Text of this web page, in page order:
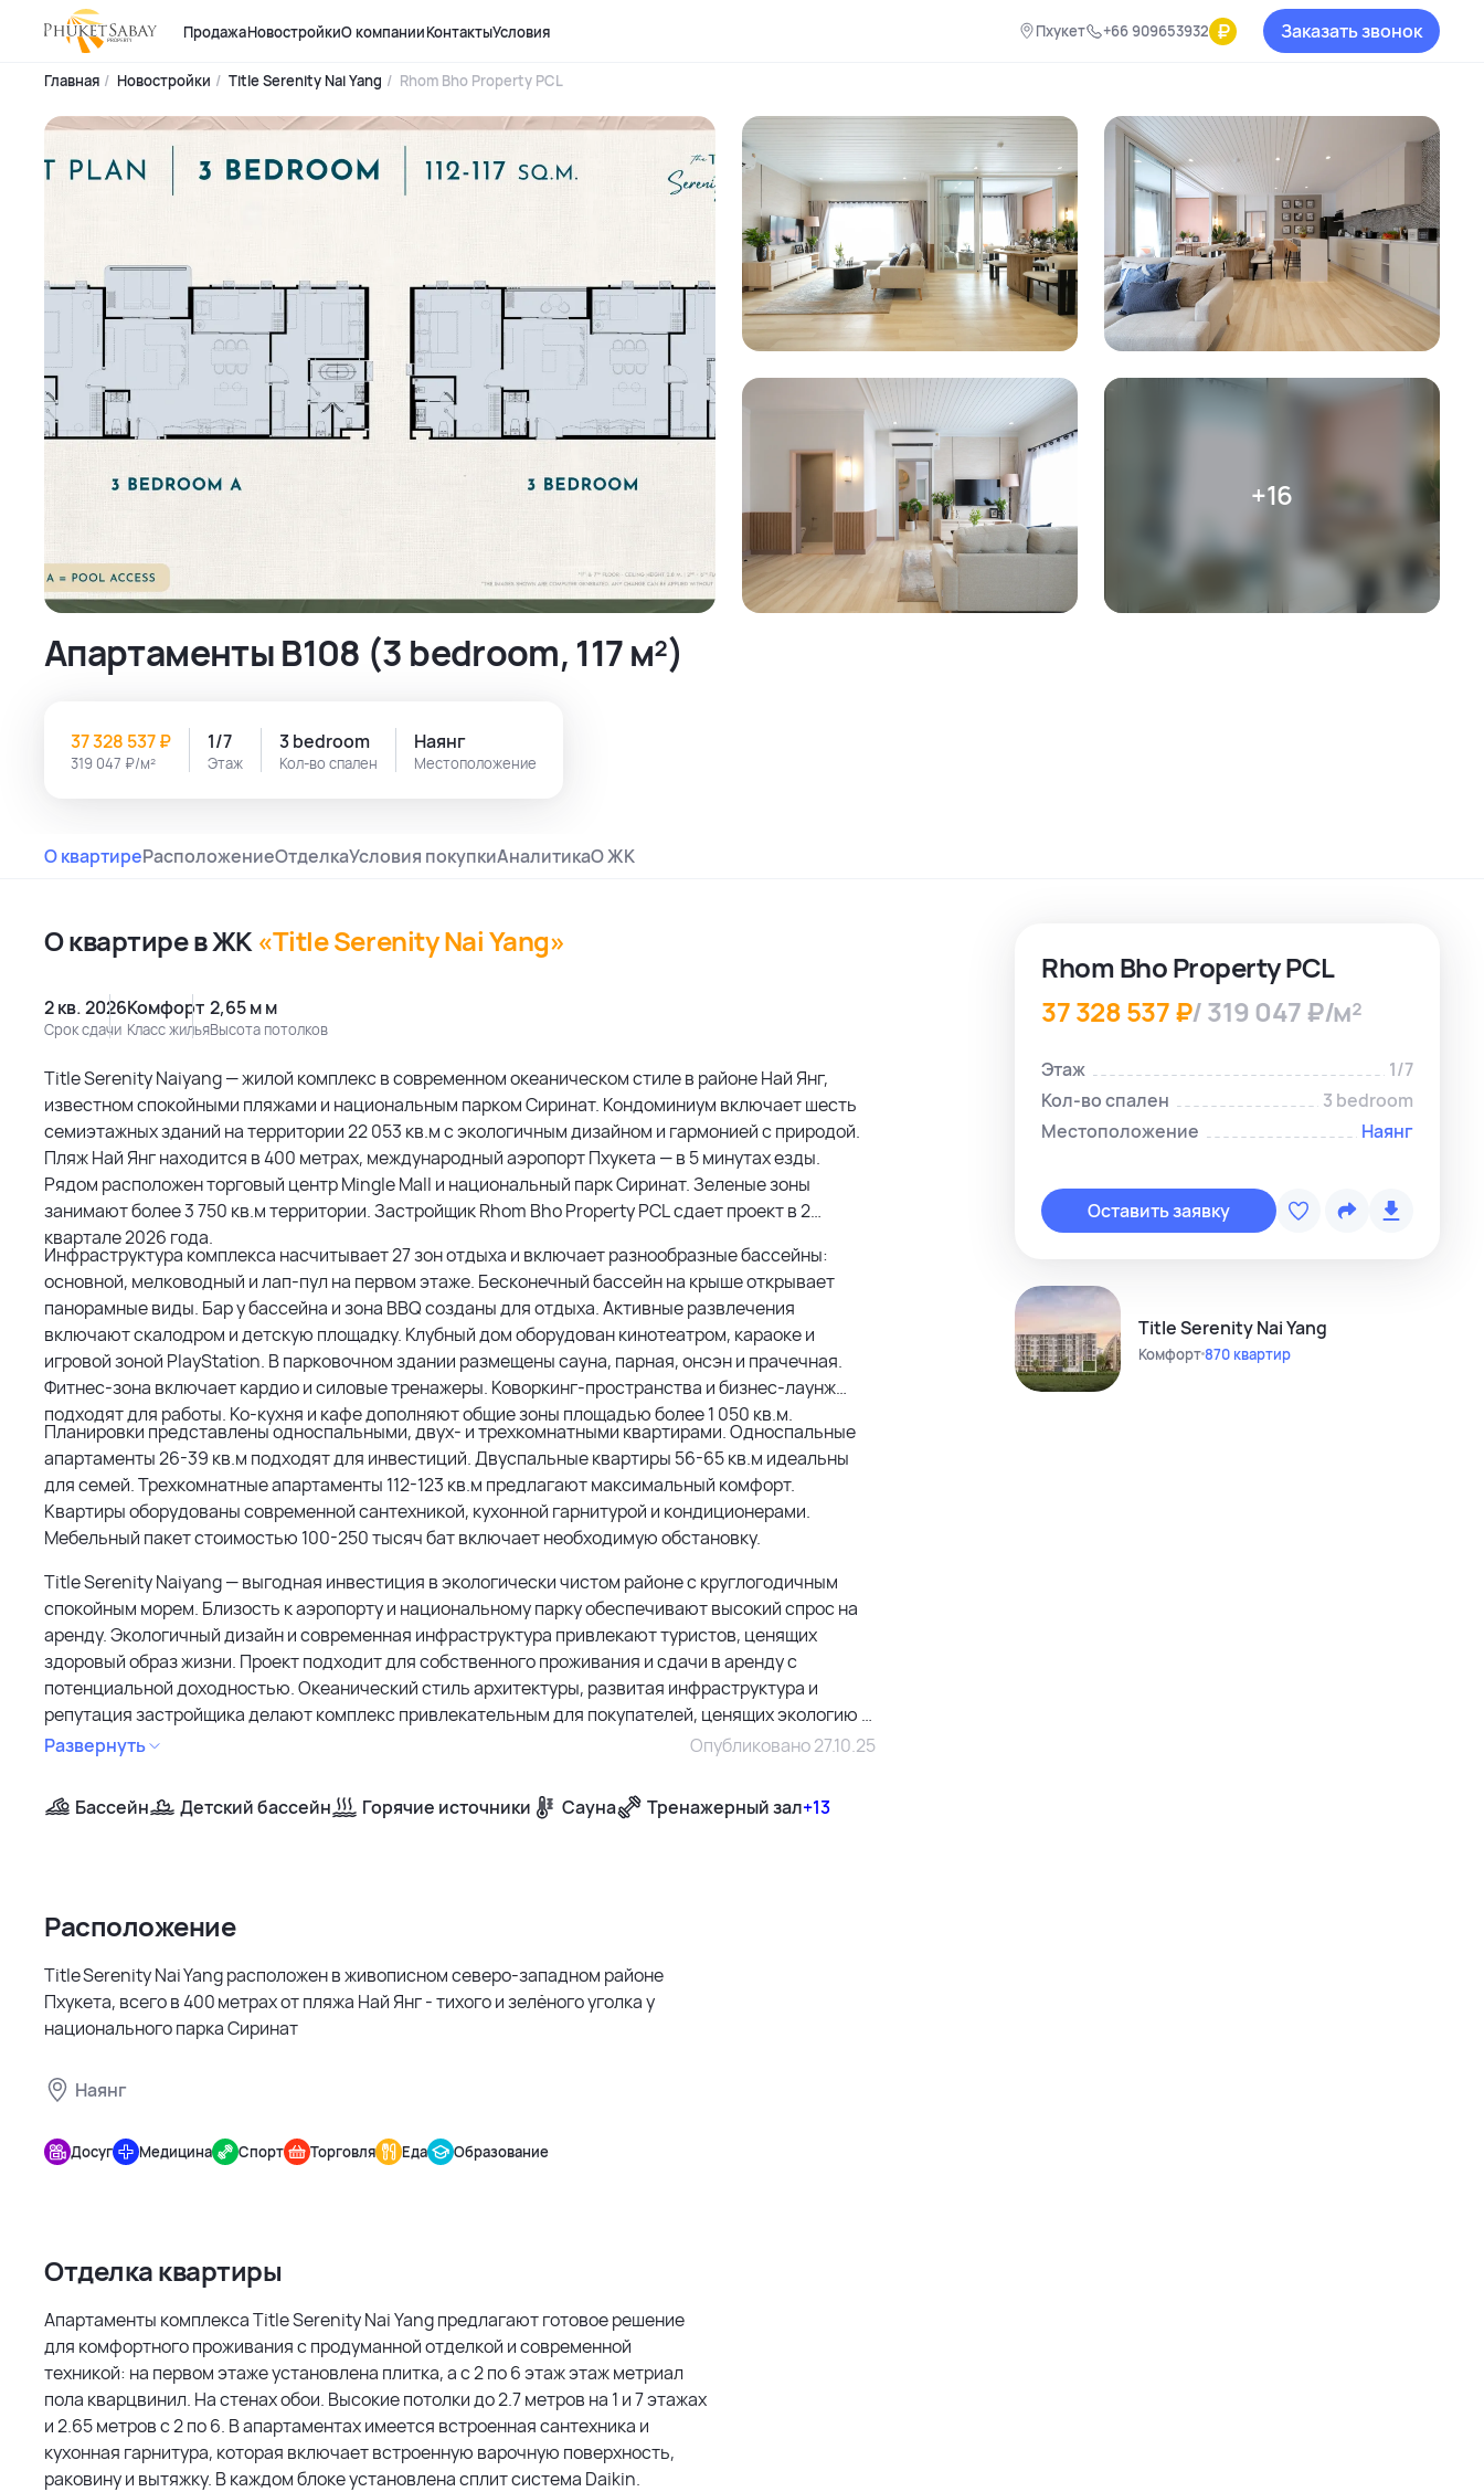
ПродажаНовостройкиО компанииКонтактыУсловия Пхукет +66 909653932 ₽ Заказать звонок
Главная Новостройки Title Serenity Nai Yang Rhom Bho Property PCL
+16
Апартаменты B108 (3 bedroom, 117 м²)
319 047 ₽/м²
37 328 537 ₽
Этаж
1/7
Кол-во спален
3 bedroom
Местоположение
Наянг
О квартиреРасположениеОтделкаУсловия покупкиАналитикаО ЖК
О квартире в ЖК «Title Serenity Nai Yang»
2 кв. 2026
Срок сдачи
Комфорт
Класс жилья
2,65 м м
Высота потолков
Title Serenity Naiyang — жилой комплекс в современном океаническом стиле в районе Най Янг,
известном спокойными пляжами и национальным парком Сиринат. Кондоминиум включает шесть
семиэтажных зданий на территории 22 053 кв.м с экологичным дизайном и гармонией с природой.
Пляж Най Янг находится в 400 метрах, международный аэропорт Пхукета — в 5 минутах езды.
Рядом расположен торговый центр Mingle Mall и национальный парк Сиринат. Зеленые зоны
занимают более 3 750 кв.м территории. Застройщик Rhom Bho Property PCL сдает проект в 2
квартале 2026 года.
Инфраструктура комплекса насчитывает 27 зон отдыха и включает разнообразные бассейны:
основной, мелководный и лап-пул на первом этаже. Бесконечный бассейн на крыше открывает
панорамные виды. Бар у бассейна и зона BBQ созданы для отдыха. Активные развлечения
включают скалодром и детскую площадку. Клубный дом оборудован кинотеатром, караоке и
игровой зоной PlayStation. В парковочном здании размещены сауна, парная, онсэн и прачечная.
Фитнес-зона включает кардио и силовые тренажеры. Коворкинг-пространства и бизнес-лаунж
подходят для работы. Ко-кухня и кафе дополняют общие зоны площадью более 1 050 кв.м.
Планировки представлены односпальными, двух- и трехкомнатными квартирами. Односпальные
апартаменты 26-39 кв.м подходят для инвестиций. Двуспальные квартиры 56-65 кв.м идеальны
для семей. Трехкомнатные апартаменты 112-123 кв.м предлагают максимальный комфорт.
Квартиры оборудованы современной сантехникой, кухонной гарнитурой и кондиционерами.
Мебельный пакет стоимостью 100-250 тысяч бат включает необходимую обстановку.
Title Serenity Naiyang — выгодная инвестиция в экологически чистом районе с круглогодичным
спокойным морем. Близость к аэропорту и национальному парку обеспечивают высокий спрос на
аренду. Экологичный дизайн и современная инфраструктура привлекают туристов, ценящих
здоровый образ жизни. Проект подходит для собственного проживания и сдачи в аренду с
потенциальной доходностью. Океанический стиль архитектуры, развитая инфраструктура и
репутация застройщика делают комплекс привлекательным для покупателей, ценящих экологию и
комфорт.
Развернуть Опубликовано 27.10.25
Бассейн Детский бассейн Горячие источники Сауна Тренажерный зал+13
Расположение
Title Serenity Nai Yang расположен в живописном северо-западном районе
Пхукета, всего в 400 метрах от пляжа Най Янг - тихого и зелёного уголка у
национального парка Сиринат
Наянг
Serenity
Nai Yang
Досуг Медицина Спорт Торговля Еда Образование
Отделка квартиры
Апартаменты комплекса Title Serenity Nai Yang предлагают готовое решение
для комфортного проживания с продуманной отделкой и современной
техникой: на первом этаже установлена плитка, а с 2 по 6 этаж этаж метриал
пола кварцвинил. На стенах обои. Высокие потолки до 2.7 метров на 1 и 7 этажах
и 2.65 метров с 2 по 6. В апартаментах имеется встроенная сантехника и
кухонная гарнитура, которая включает встроенную варочную поверхность,
раковину и вытяжку. В каждом блоке установлена сплит система Daikin.
Rhom Bho Property PCL
37 328 537 ₽/ 319 047 ₽/м²
Этаж
1/7
Кол-во спален
3 bedroom
Местоположение
Наянг
Оставить заявку
Копировать
WhatsApp-
Title Serenity Nai Yang
Комфорт870 квартир